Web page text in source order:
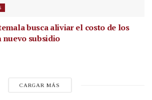
busca aliviar el costo de los
nuevo subsidio
CARGAR MÁS